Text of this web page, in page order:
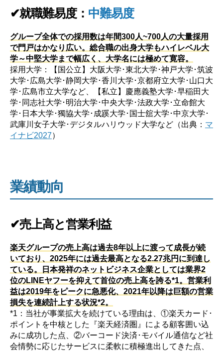
✔就職難易度： 中難易度
グループ全体での採用数は年間300人~700人の大量採用
で門戸はかなり広い。総合職の出身大学もハイレベル大
学～中堅大学まで幅広く、大学名には極めて寛容。
採用大学：【国公立】大阪大学･東北大学･神戸大学･筑波
大学･広島大学･静岡大学･香川大学･京都府立大学･山口大
学･広島市立大学など、【私立】慶應義塾大学･早稲田大
学･同志社大学･明治大学･中央大学･法政大学･立命館大
学･日本大学･獨協大学･成蹊大学･国士舘大学･中京大学･
武庫川女子大学･デジタルハリウッド大学など（出典： マ
イナビ2027）
業績動向
✔売上高と営業利益
楽天グループの売上高は過去8年以上に渡って成長が続
いており、2025年には過去最高となる2.27兆円に到達し
ている。日本発祥のネットビジネス企業としては業界2
位のLINEヤフーを抑えて首位の売上高を誇る*1。営業利
益は2019年をピークに急悪化、2021年以降は巨額の営業
損失を連続計上する状況*2。
*1：当社が事業拡大を続けている理由は、①楽天カード･
ポイントを中核とした『楽天経済圏』による顧客囲い込
みに成功した点、②バーコード決済･モバイル通信など社
会情勢に応じたサービスに柔軟に積極進出してきた点、